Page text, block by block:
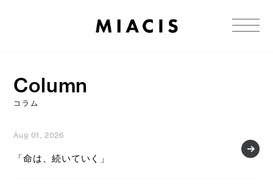
Column
コラム
Aug 01, 2026
「命は、続いていく」